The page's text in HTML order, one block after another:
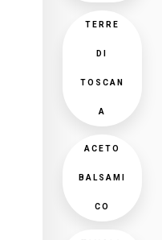
TERRE
DI
TOSCAN
A
ACETO
BALSAMI
CO